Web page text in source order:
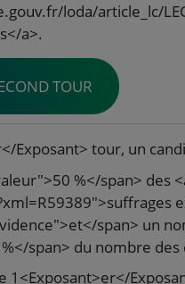
loda/article_lc/
a>.
TOUR
Exposant> tour, un
%</span> des
span> un
span> du nombre
1<Exposant>er</